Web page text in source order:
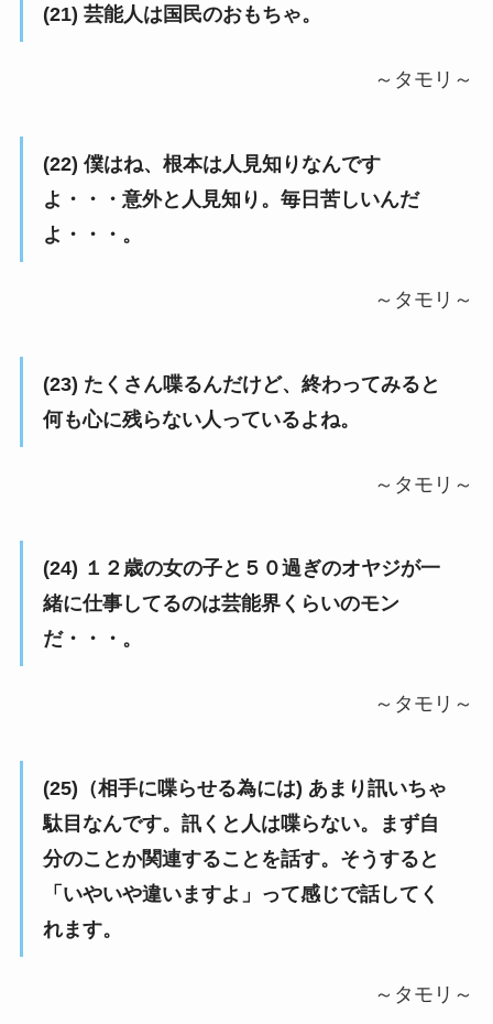
(21) 芸能人は国民のおもちゃ。
～タモリ～
(22) 僕はね、根本は人見知りなんです
よ・・・意外と人見知り。毎日苦しいんだ
よ・・・。
～タモリ～
(23) たくさん喋るんだけど、終わってみると
何も心に残らない人っているよね。
～タモリ～
(24) １２歳の女の子と５０過ぎのオヤジが一
緒に仕事してるのは芸能界くらいのモン
だ・・・。
～タモリ～
(25)（相手に喋らせる為には) あまり訊いちゃ
駄目なんです。訊くと人は喋らない。まず自
分のことか関連することを話す。そうすると
「いやいや違いますよ」って感じで話してく
れます。
～タモリ～